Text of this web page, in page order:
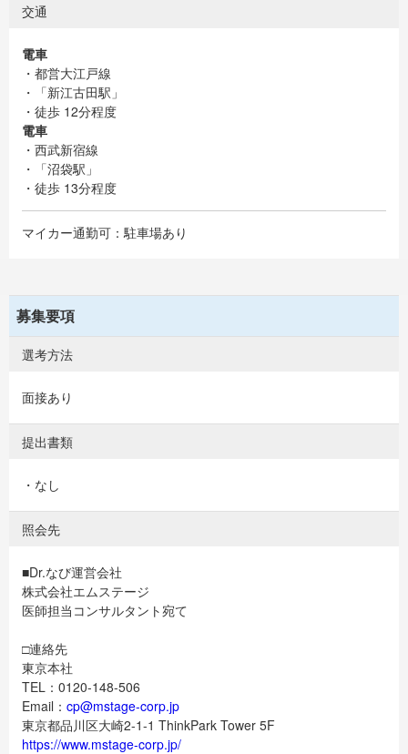
交通
電車
・都営大江戸線
・「新江古田駅」
・徒歩 12分程度
電車
・西武新宿線
・「沼袋駅」
・徒歩 13分程度
マイカー通勤可：駐車場あり
募集要項
選考方法
面接あり
提出書類
・なし
照会先
■Dr.なび運営会社
株式会社エムステージ
医師担当コンサルタント宛て
□連絡先
東京本社
TEL：0120-148-506
Email： cp@mstage-corp.jp
東京都品川区大崎2-1-1 ThinkPark Tower 5F
https://www.mstage-corp.jp/